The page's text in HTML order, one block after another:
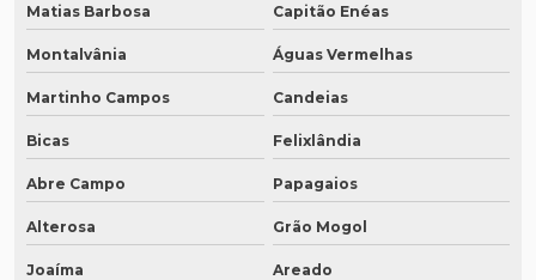
Matias Barbosa Capitão Enéas
Montalvânia Águas Vermelhas
Martinho Campos Candeias
Bicas Felixlândia
Abre Campo Papagaios
Alterosa Grão Mogol
Joaíma Areado